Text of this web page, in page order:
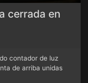
cerrada en
contador de luz
de arriba unidas